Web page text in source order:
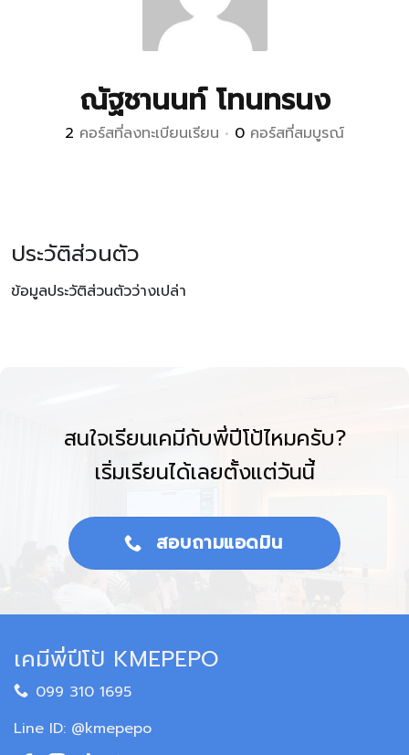
ณัฐชานนท์ โทนทรนง
2 คอร์สที่ลงทะเบียนเรียน • 0 คอร์สที่สมบูรณ์
ประวัติส่วนตัว
ข้อมูลประวัติส่วนตัวว่างเปล่า
สนใจเรียนเคมีกับพี่ปีโป้ไหมครับ?
เริ่มเรียนได้เลยตั้งแต่วันนี้
สอบถามแอดมิน
เคมีพี่ปีโป้ KMEPEPO
099 310 1695
Line ID: @kmepepo